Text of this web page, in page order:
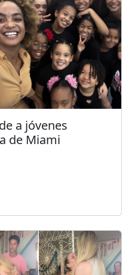
a jóvenes
de Miami